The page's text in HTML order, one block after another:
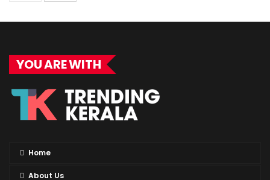
YOU ARE WITH
Home
About Us